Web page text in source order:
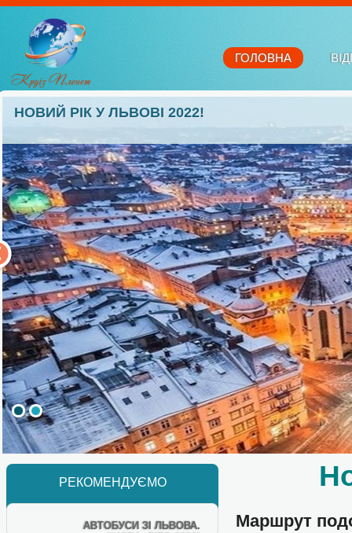
ГОЛОВНА
НОВИЙ РІК У ЛЬВОВІ 2022!
РЕКОМЕНДУЄМО
АВТОБУСИ ЗІ ЛЬВОВА.
Маршрут